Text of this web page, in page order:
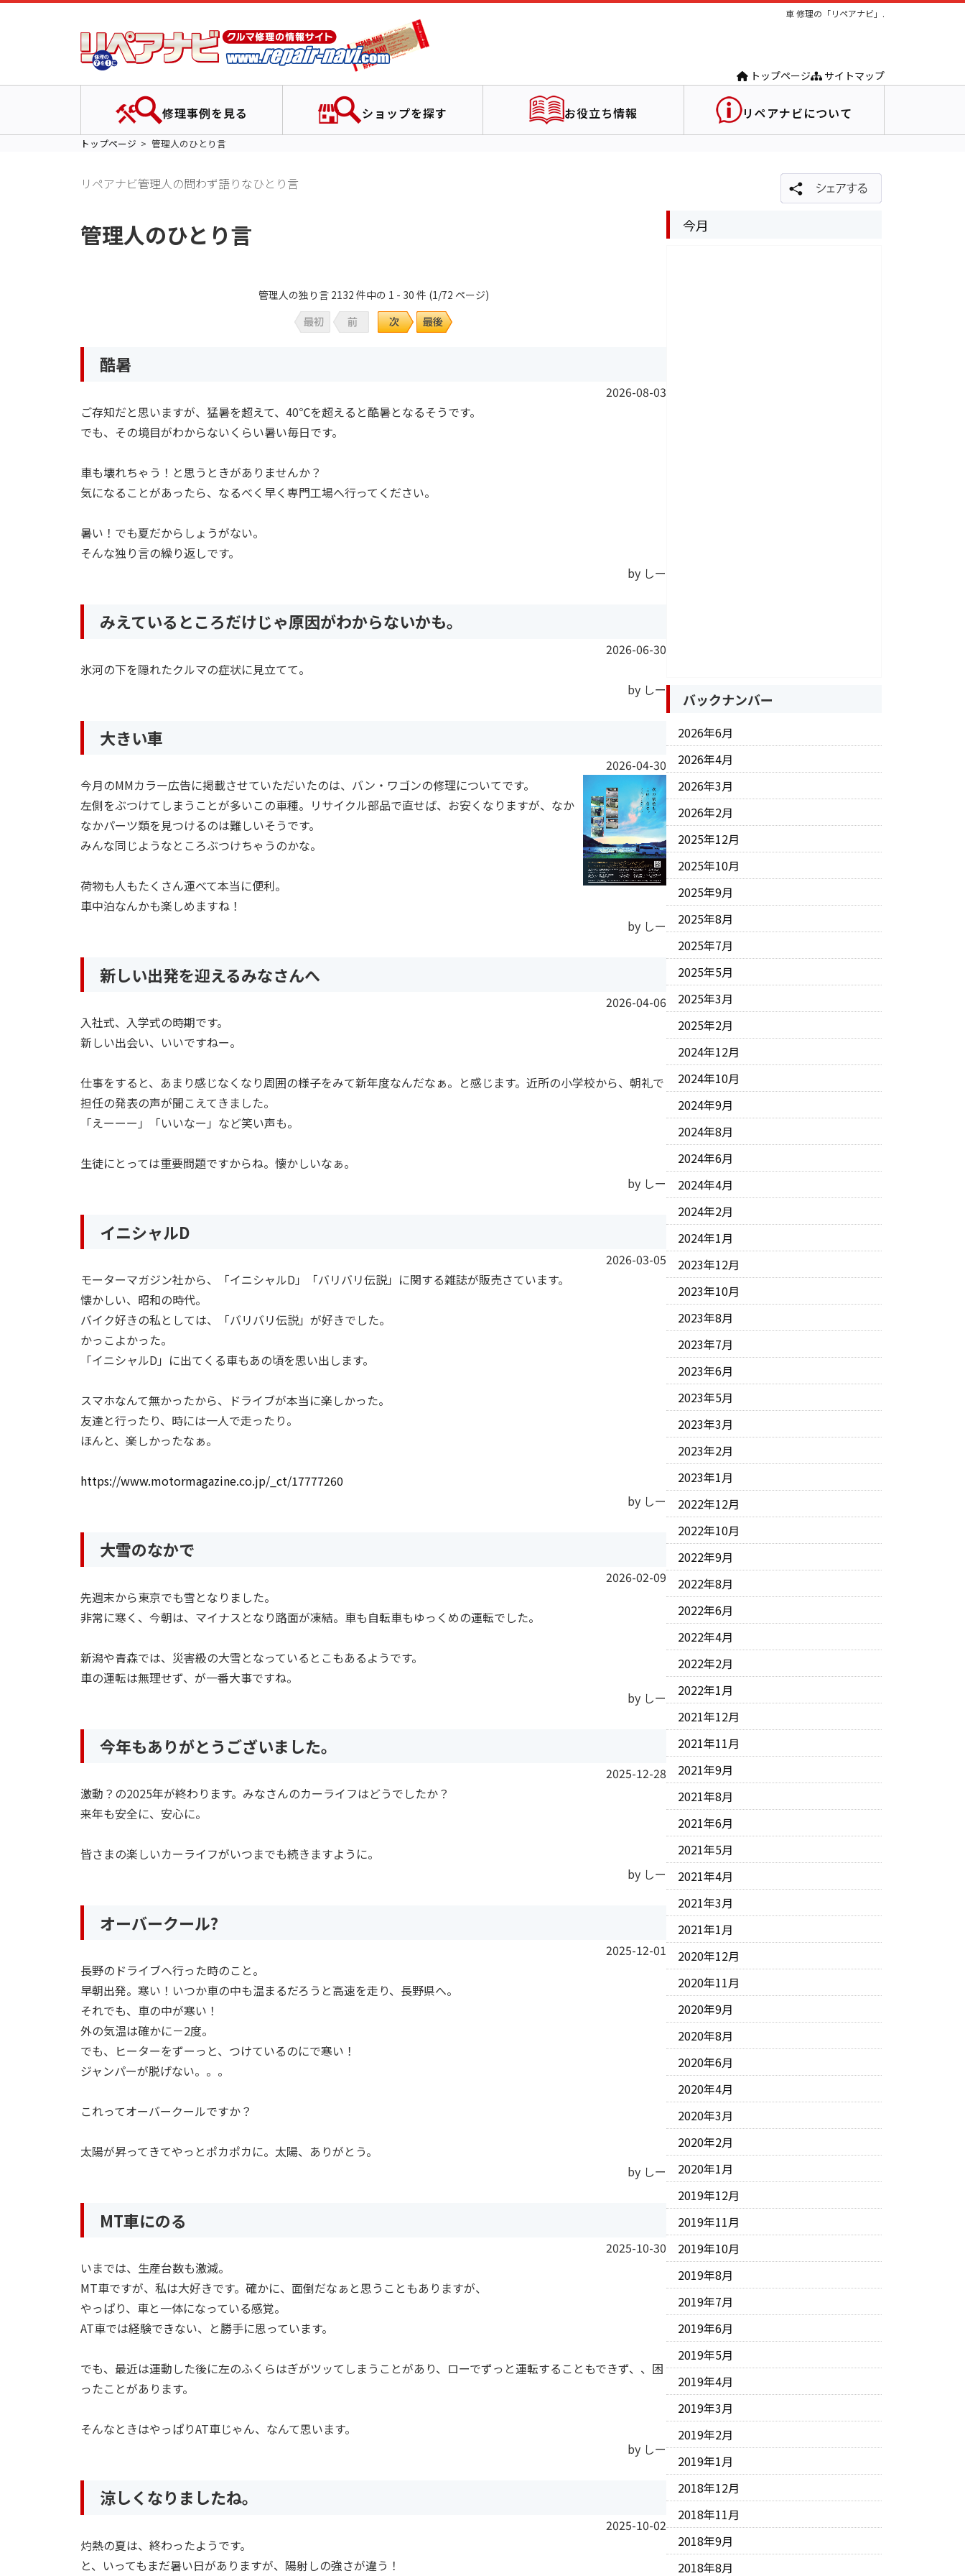
車 修理の「リペアナビ」.
トップページ サイトマップ
修理事例を見る ショップを探す お役立ち情報 リペアナビについて
トップページ 管理人のひとり言
リペアナビ管理人の問わず語りなひとり言
管理人のひとり言
管理人の独り言 2132 件中の 1 - 30 件 (1/72 ページ)
酷暑
2026-08-03
ご存知だと思いますが、猛暑を超えて、40℃を超えると酷暑となるそうです。
でも、その境目がわからないくらい暑い毎日です。
車も壊れちゃう！と思うときがありませんか？
気になることがあったら、なるべく早く専門工場へ行ってください。
暑い！でも夏だからしょうがない。
そんな独り言の繰り返しです。
by しー
みえているところだけじゃ原因がわからないかも。
2026-06-30
氷河の下を隠れたクルマの症状に見立てて。
by しー
大きい車
2026-04-30
今月のMMカラー広告に掲載させていただいたのは、バン・ワゴンの修理についてです。
左側をぶつけてしまうことが多いこの車種。リサイクル部品で直せば、お安くなりますが、なか
なかパーツ類を見つけるのは難しいそうです。
みんな同じようなところぶつけちゃうのかな。
荷物も人もたくさん運べて本当に便利。
車中泊なんかも楽しめますね！
by しー
新しい出発を迎えるみなさんへ
2026-04-06
入社式、入学式の時期です。
新しい出会い、いいですねー。
仕事をすると、あまり感じなくなり周囲の様子をみて新年度なんだなぁ。と感じます。近所の小学校から、朝礼で
担任の発表の声が聞こえてきました。
「えーーー」「いいなー」など笑い声も。
生徒にとっては重要問題ですからね。懐かしいなぁ。
by しー
イニシャルD
2026-03-05
モーターマガジン社から、「イニシャルD」「バリバリ伝説」に関する雑誌が販売さています。
懐かしい、昭和の時代。
バイク好きの私としては、「バリバリ伝説」が好きでした。
かっこよかった。
「イニシャルD」に出てくる車もあの頃を思い出します。
スマホなんて無かったから、ドライブが本当に楽しかった。
友達と行ったり、時には一人で走ったり。
ほんと、楽しかったなぁ。
https://www.motormagazine.co.jp/_ct/17777260
by しー
大雪のなかで
2026-02-09
先週末から東京でも雪となりました。
非常に寒く、今朝は、マイナスとなり路面が凍結。車も自転車もゆっくめの運転でした。
新潟や青森では、災害級の大雪となっているとこもあるようです。
車の運転は無理せず、が一番大事ですね。
by しー
今年もありがとうございました。
2025-12-28
激動？の2025年が終わります。みなさんのカーライフはどうでしたか？
来年も安全に、安心に。
皆さまの楽しいカーライフがいつまでも続きますように。
by しー
オーバークール?
2025-12-01
長野のドライブへ行った時のこと。
早朝出発。寒い！いつか車の中も温まるだろうと高速を走り、長野県へ。
それでも、車の中が寒い！
外の気温は確かに－2度。
でも、ヒーターをずーっと、つけているのにで寒い！
ジャンパーが脱げない。。。
これってオーバークールですか？
太陽が昇ってきてやっとポカポカに。太陽、ありがとう。
by しー
MT車にのる
2025-10-30
いまでは、生産台数も激減。
MT車ですが、私は大好きです。確かに、面倒だなぁと思うこともありますが、
やっぱり、車と一体になっている感覚。
AT車では経験できない、と勝手に思っています。
でも、最近は運動した後に左のふくらはぎがツッてしまうことがあり、ローでずっと運転することもできず、、困
ったことがあります。
そんなときはやっぱりAT車じゃん、なんて思います。
by しー
涼しくなりましたね。
2025-10-02
灼熱の夏は、終わったようです。
と、いってもまだ暑い日がありますが、陽射しの強さが違う！
今月
バックナンバー
2026年6月
2026年4月
2026年3月
2026年2月
2025年12月
2025年10月
2025年9月
2025年8月
2025年7月
2025年5月
2025年3月
2025年2月
2024年12月
2024年10月
2024年9月
2024年8月
2024年6月
2024年4月
2024年2月
2024年1月
2023年12月
2023年10月
2023年8月
2023年7月
2023年6月
2023年5月
2023年3月
2023年2月
2023年1月
2022年12月
2022年10月
2022年9月
2022年8月
2022年6月
2022年4月
2022年2月
2022年1月
2021年12月
2021年11月
2021年9月
2021年8月
2021年6月
2021年5月
2021年4月
2021年3月
2021年1月
2020年12月
2020年11月
2020年9月
2020年8月
2020年6月
2020年4月
2020年3月
2020年2月
2020年1月
2019年12月
2019年11月
2019年10月
2019年8月
2019年7月
2019年6月
2019年5月
2019年4月
2019年3月
2019年2月
2019年1月
2018年12月
2018年11月
2018年9月
2018年8月